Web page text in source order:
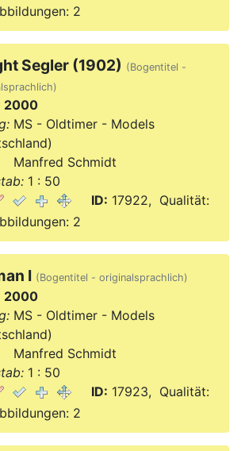
2
Segler (1902) (Bogentitel -
2000
MS - Oldtimer - Models
Manfred Schmidt
1 : 50
ID: 17922, Qualität:
2
I (Bogentitel - originalsprachlich)
2000
MS - Oldtimer - Models
Manfred Schmidt
1 : 50
ID: 17923, Qualität:
2